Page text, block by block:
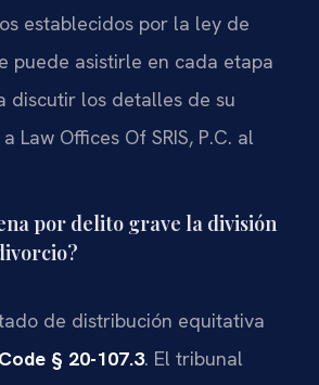
establecidos por la ley de
puede asistirle en cada etapa
discutir los detalles de su
Law Offices Of SRIS, P.C. al
por delito grave la división
de distribución equitativa
§ 20-107.3. El tribunal